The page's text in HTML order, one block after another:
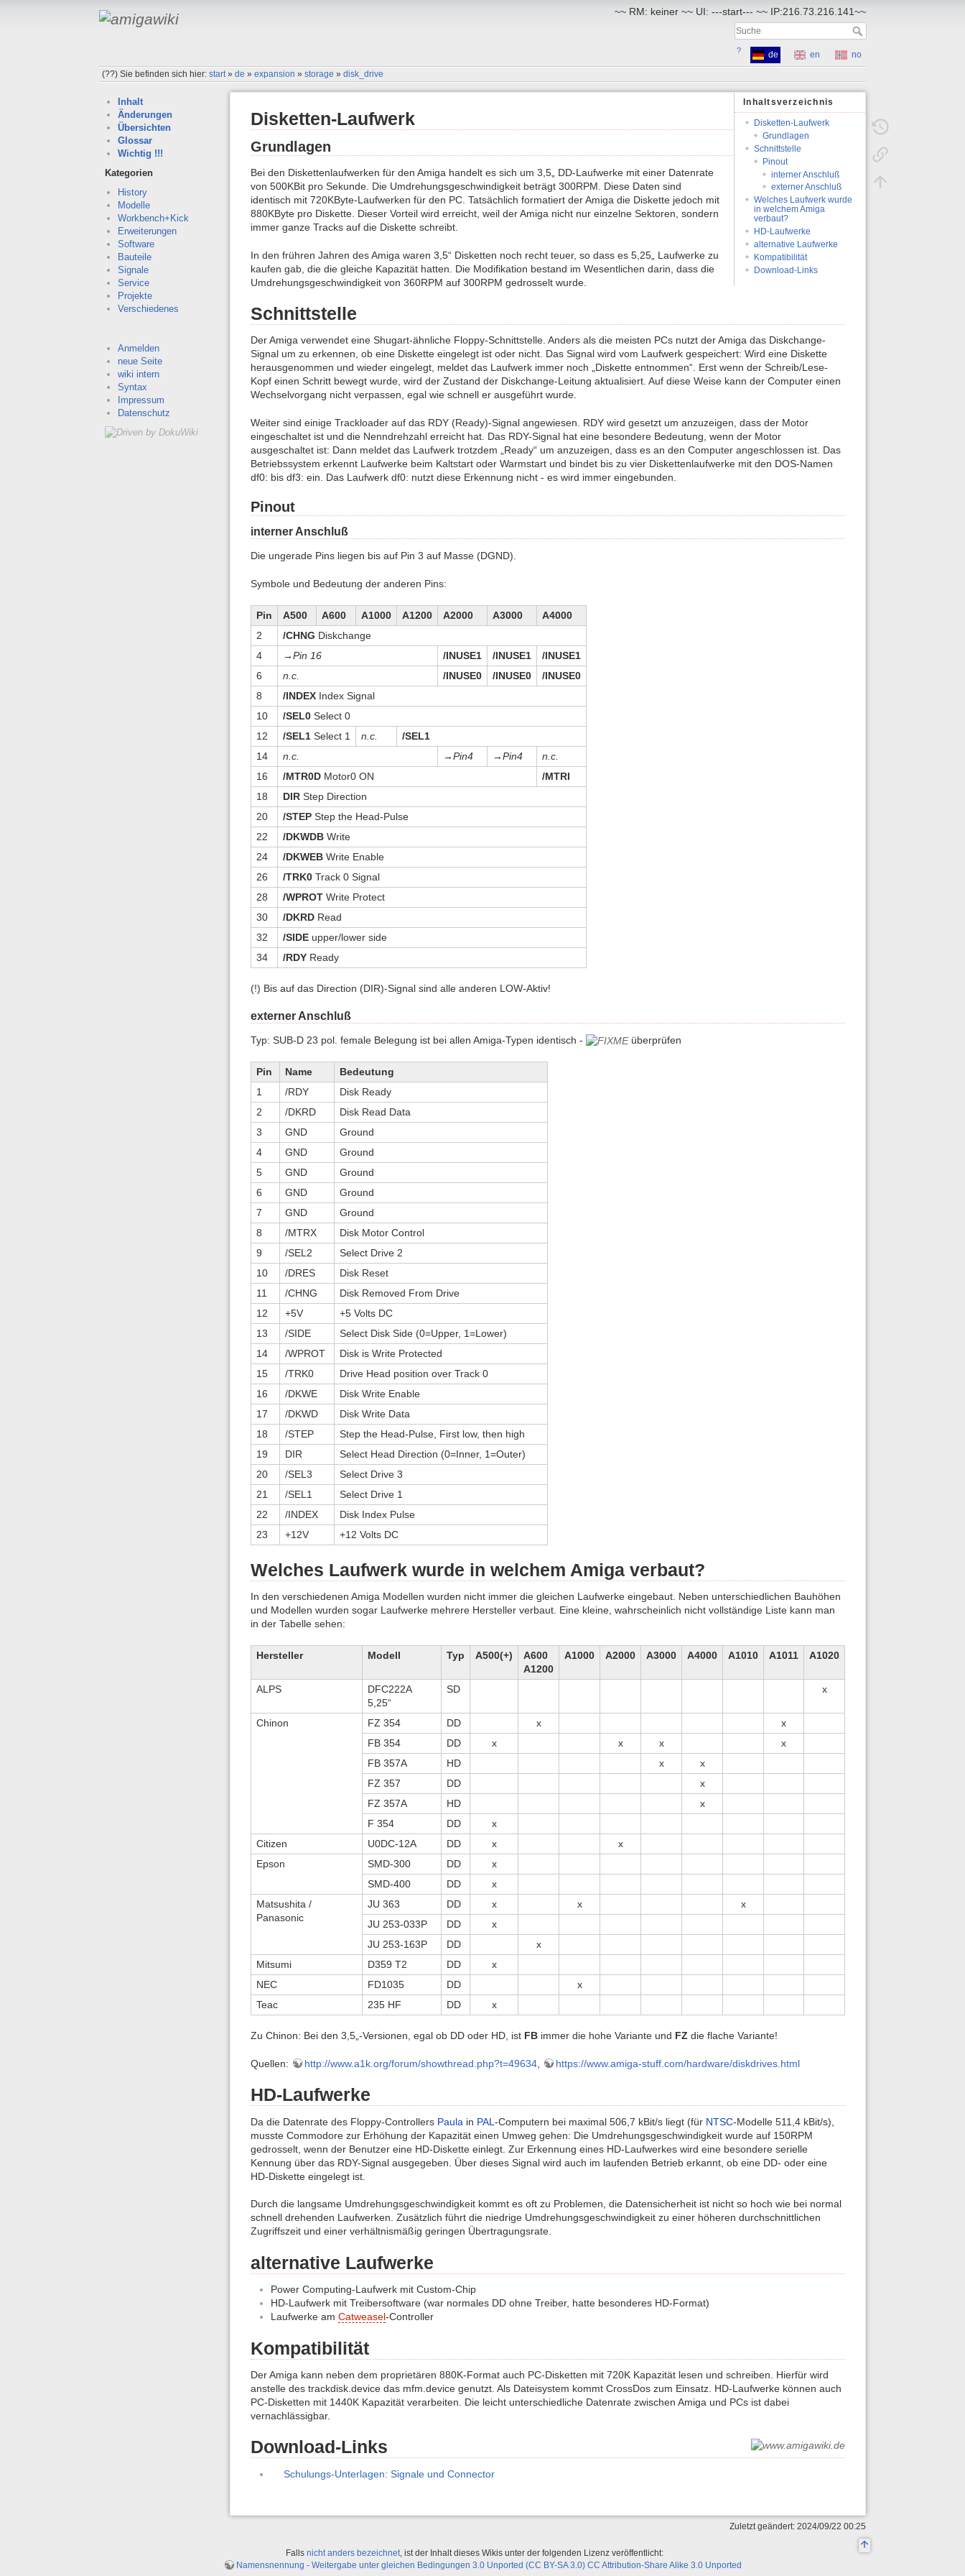
~~ RM: keiner ~~ UI: ---start--- ~~ IP:216.73.216.141~~
? de en
no
(??)Sie befinden sich hier:start»de »expansion »storage »disk_drive
Inhalt
Änderungen
Übersichten
Glossar
Wichtig !!!
Kategorien
History
Modelle
Workbench+Kick
Erweiterungen
Software
Bauteile
Signale
Service
Projekte
Verschiedenes
Anmelden
neue Seite
wiki intern
Syntax
Impressum
Datenschutz
Inhaltsverzeichnis
Disketten-Laufwerk
Grundlagen
Schnittstelle
Pinout
interner Anschluß
externer Anschluß
Welches Laufwerk wurde
in welchem Amiga
verbaut?
HD-Laufwerke
alternative Laufwerke
Kompatibilität
Download-Links
Disketten-Laufwerk
Grundlagen
Bei den Diskettenlaufwerken für den Amiga handelt es sich um 3,5„ DD-Laufwerke mit einer Datenrate
von 500KBit pro Sekunde. Die Umdrehungsgeschwindigkeit beträgt 300RPM. Diese Daten sind
identisch mit 720KByte-Laufwerken für den PC. Tatsächlich formatiert der Amiga die Diskette jedoch mit
880KByte pro Diskette. Dieser Vorteil wird erreicht, weil der Amiga nicht nur einzelne Sektoren, sondern
immer ganze Tracks auf die Diskette schreibt.
In den frühren Jahren des Amiga waren 3,5“ Disketten noch recht teuer, so dass es 5,25„ Laufwerke zu
kaufen gab, die die gleiche Kapazität hatten. Die Modifikation bestand im Wesentlichen darin, dass die
Umdrehungsgeschwindigkeit von 360RPM auf 300RPM gedrosselt wurde.
Schnittstelle
Der Amiga verwendet eine Shugart-ähnliche Floppy-Schnittstelle. Anders als die meisten PCs nutzt der Amiga das Diskchange-
Signal um zu erkennen, ob eine Diskette eingelegt ist oder nicht. Das Signal wird vom Laufwerk gespeichert: Wird eine Diskette
herausgenommen und wieder eingelegt, meldet das Laufwerk immer noch „Diskette entnommen“. Erst wenn der Schreib/Lese-
Kopf einen Schritt bewegt wurde, wird der Zustand der Diskchange-Leitung aktualisiert. Auf diese Weise kann der Computer einen
Wechselvorgang nicht verpassen, egal wie schnell er ausgeführt wurde.
Weiter sind einige Trackloader auf das RDY (Ready)-Signal angewiesen. RDY wird gesetzt um anzuzeigen, dass der Motor
eingeschaltet ist und die Nenndrehzahl erreicht hat. Das RDY-Signal hat eine besondere Bedeutung, wenn der Motor
ausgeschaltet ist: Dann meldet das Laufwerk trotzdem „Ready“ um anzuzeigen, dass es an den Computer angeschlossen ist. Das
Betriebssystem erkennt Laufwerke beim Kaltstart oder Warmstart und bindet bis zu vier Diskettenlaufwerke mit den DOS-Namen
df0: bis df3: ein. Das Laufwerk df0: nutzt diese Erkennung nicht - es wird immer eingebunden.
Pinout
interner Anschluß
Die ungerade Pins liegen bis auf Pin 3 auf Masse (DGND).
Symbole und Bedeutung der anderen Pins:
Pin A500 A600 A1000 A1200 A2000 A3000
A4000
2
/CHNG Diskchange
4
→Pin 16 /INUSE1 /INUSE1
/INUSE1
6
n.c. /INUSE0 /INUSE0
/INUSE0
8
/INDEX Index Signal
10
/SEL0 Select 0
12
/SEL1 Select 1 n.c.
/SEL1
14
n.c. →Pin4 →Pin4
n.c.
16
/MTR0D Motor0 ON
/MTRI
18
DIR Step Direction
20
/STEP Step the Head-Pulse
22
/DKWDB Write
24
/DKWEB Write Enable
26
/TRK0 Track 0 Signal
28
/WPROT Write Protect
30
/DKRD Read
32
/SIDE upper/lower side
34
/RDY Ready
(!) Bis auf das Direction (DIR)-Signal sind alle anderen LOW-Aktiv!
externer Anschluß
Typ: SUB-D 23 pol. female Belegung ist bei allen Amiga-Typen identisch - überprüfen
Pin Name
Bedeutung
1
/RDY
Disk Ready
2
/DKRD
Disk Read Data
3
GND
Ground
4
GND
Ground
5
GND
Ground
6
GND
Ground
7
GND
Ground
8
/MTRX
Disk Motor Control
9
/SEL2
Select Drive 2
10
/DRES
Disk Reset
11
/CHNG
Disk Removed From Drive
12
+5V
+5 Volts DC
13
/SIDE
Select Disk Side (0=Upper, 1=Lower)
14
/WPROT
Disk is Write Protected
15
/TRK0
Drive Head position over Track 0
16
/DKWE
Disk Write Enable
17
/DKWD
Disk Write Data
18
/STEP
Step the Head-Pulse, First low, then high
19
DIR
Select Head Direction (0=Inner, 1=Outer)
20
/SEL3
Select Drive 3
21
/SEL1
Select Drive 1
22
/INDEX
Disk Index Pulse
23
+12V +12 Volts DC
Welches Laufwerk wurde in welchem Amiga verbaut?
In den verschiedenen Amiga Modellen wurden nicht immer die gleichen Laufwerke eingebaut. Neben unterschiedlichen Bauhöhen
und Modellen wurden sogar Laufwerke mehrere Hersteller verbaut. Eine kleine, wahrscheinlich nicht vollständige Liste kann man
in der Tabelle sehen:
Hersteller Modell Typ A500(+)
A600
A1200
A1000 A2000 A3000 A4000 A1010 A1011 A1020
ALPS
DFC222A
5,25“
SD x
Chinon FZ 354 DD x
x
FB 354
DD x x x
x
FB 357A
HD x
x
FZ 357
DD
x
FZ 357A
HD
x
F 354
DD
x
Citizen
U0DC-12A DD x
x
Epson
SMD-300 DD
x
SMD-400
DD
x
Matsushita /
Panasonic
JU 363 DD x x
x
JU 253-033P
DD
x
JU 253-163P
DD
x
Mitsumi
D359 T2 DD
x
NEC
FD1035 DD
x
Teac
235 HF DD x
Zu Chinon: Bei den 3,5„-Versionen, egal ob DD oder HD, ist FB immer die hohe Variante und FZ die flache Variante!
Quellen: http://www.a1k.org/forum/showthread.php?t=49634 https://www.amiga-stuff.com/hardware/diskdrives.html
HD-Laufwerke
Da die Datenrate des Floppy-Controllers Paula in PAL -Computern bei maximal 506,7 kBit/s liegt (für NTSC-Modelle 511,4 kBit/s),
musste Commodore zur Erhöhung der Kapazität einen Umweg gehen: Die Umdrehungsgeschwindigkeit wurde auf 150RPM
gedrosselt, wenn der Benutzer eine HD-Diskette einlegt. Zur Erkennung eines HD-Laufwerkes wird eine besondere serielle
Kennung über das RDY-Signal ausgegeben. Über dieses Signal wird auch im laufenden Betrieb erkannt, ob eine DD- oder eine
HD-Diskette eingelegt ist.
Durch die langsame Umdrehungsgeschwindigkeit kommt es oft zu Problemen, die Datensicherheit ist nicht so hoch wie bei normal
schnell drehenden Laufwerken. Zusätzlich führt die niedrige Umdrehungsgeschwindigkeit zu einer höheren durchschnittlichen
Zugriffszeit und einer verhältnismäßig geringen Übertragungsrate.
alternative Laufwerke
Power Computing-Laufwerk mit Custom-Chip
HD-Laufwerk mit Treibersoftware (war normales DD ohne Treiber, hatte besonderes HD-Format)
Laufwerke am Catweasel-Controller
Kompatibilität
Der Amiga kann neben dem proprietären 880K-Format auch PC-Disketten mit 720K Kapazität lesen und schreiben. Hierfür wird
anstelle des trackdisk.device das mfm.device genutzt. Als Dateisystem kommt CrossDos zum Einsatz. HD-Laufwerke können auch
PC-Disketten mit 1440K Kapazität verarbeiten. Die leicht unterschiedliche Datenrate zwischen Amiga und PCs ist dabei
vernachlässigbar.
Download-Links
Schulungs-Unterlagen: Signale und Connector
Zuletzt geändert: 2024/09/22 00:25
Falls nicht anders bezeichnet, ist der Inhalt dieses Wikis unter der folgenden Lizenz veröffentlicht:
Namensnennung - Weitergabe unter gleichen Bedingungen 3.0 Unported (CC BY-SA 3.0) CC Attribution-Share Alike 3.0 Unported